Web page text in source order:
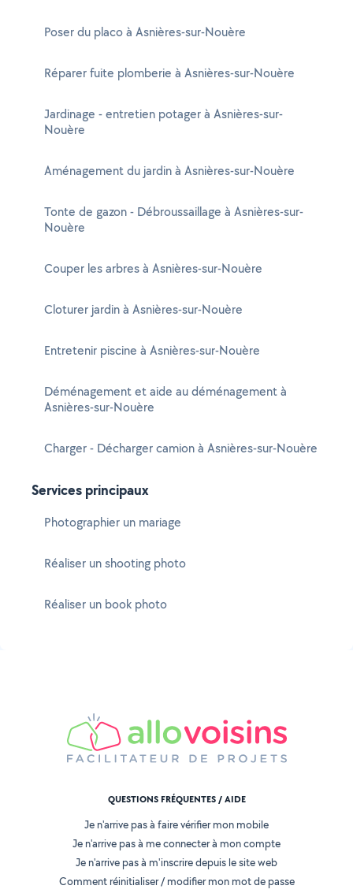
Poser du placo à Asnières-sur-Nouère
Réparer fuite plomberie à Asnières-sur-Nouère
Jardinage - entretien potager à Asnières-sur-
Nouère
Aménagement du jardin à Asnières-sur-Nouère
Tonte de gazon - Débroussaillage à Asnières-sur-
Nouère
Couper les arbres à Asnières-sur-Nouère
Cloturer jardin à Asnières-sur-Nouère
Entretenir piscine à Asnières-sur-Nouère
Déménagement et aide au déménagement à
Asnières-sur-Nouère
Charger - Décharger camion à Asnières-sur-Nouère
Services principaux
Photographier un mariage
Réaliser un shooting photo
Réaliser un book photo
QUESTIONS FRÉQUENTES / AIDE
Je n'arrive pas à faire vérifier mon mobile
Je n'arrive pas à me connecter à mon compte
Je n'arrive pas à m'inscrire depuis le site web
Comment réinitialiser / modifier mon mot de passe